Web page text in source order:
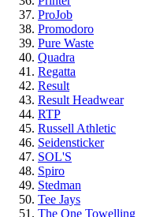
ProJob
Promodoro
Pure Waste
Quadra
Regatta
Result
Result Headwear
RTP
Russell Athletic
Seidensticker
SOL'S
Spiro
Stedman
Tee Jays
The One Towelling